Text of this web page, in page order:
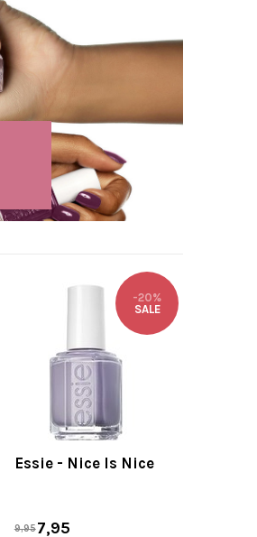
Essie - Nice Is Nice
-20%
SALE
9,957,95